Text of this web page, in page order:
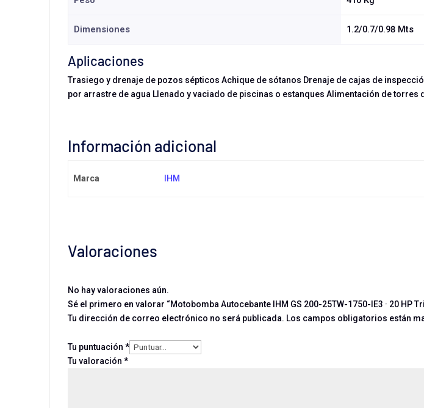
Dimensiones 1.2/0.7/0.98 Mts
Aplicaciones
Trasiego y drenaje de pozos sépticos Achique de sótanos Drenaje de cajas de
por arrastre de agua Llenado y vaciado de piscinas o estanques Alimentación de torres
Información adicional
Marca IHM
Valoraciones
No hay valoraciones aún.
Sé el primero en valorar “Motobomba Autocebante IHM GS 200-25TW-1750-IE3 · 20 HP
Tu dirección de correo electrónico no será publicada. Los campos obligatorios están
Tu puntuación *
Tu valoración *